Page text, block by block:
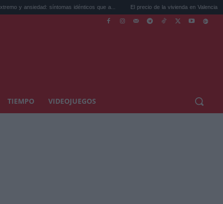
síntomas idénticos que a... El precio de la vivienda en Valencia sube a
TIEMPO VIDEOJUEGOS